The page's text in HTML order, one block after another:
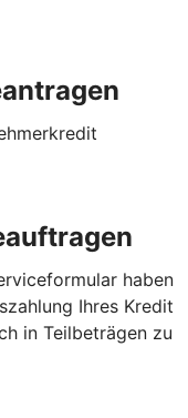
haben
Ihres Kredit
in Teilbeträgen zu